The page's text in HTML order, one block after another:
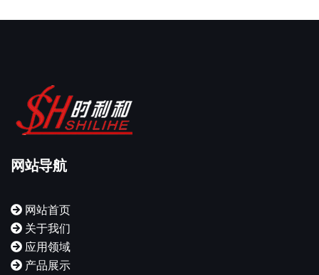
网站导航
网站首页
关于我们
应用领域
产品展示